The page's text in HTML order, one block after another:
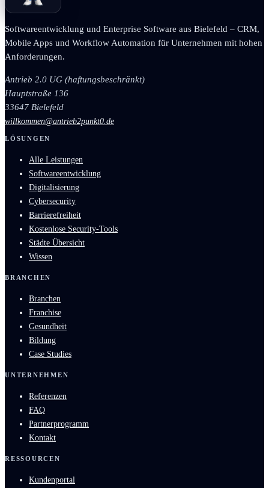
Softwareentwicklung und Enterprise Software aus Bielefeld – CRM,
Mobile Apps und Workflow Automation für Unternehmen mit hohen
Anforderungen.
Antrieb 2.0 UG (haftungsbeschränkt)
Hauptstraße 136
33647 Bielefeld
willkommen@antrieb2punkt0.de
LÖSUNGEN
Alle Leistungen
Softwareentwicklung
Digitalisierung
Cybersecurity
Barrierefreiheit
Kostenlose Security-Tools
Städte Übersicht
Wissen
BRANCHEN
Branchen
Franchise
Gesundheit
Bildung
Case Studies
UNTERNEHMEN
Referenzen
FAQ
Partnerprogramm
Kontakt
RESSOURCEN
Kundenportal